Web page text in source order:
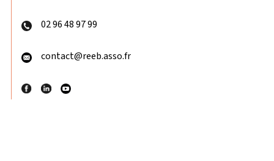
02 96 48 97 99
contact@reeb.asso.fr